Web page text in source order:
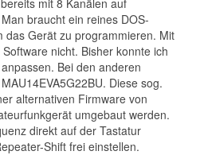
braucht ein reines DOS-
das Gerät zu programmieren. Mit
nicht. Bisher konnte ich
Bei den anderen
Diese sog.
alternativen Firmware von
umgebaut werden.
direkt auf der Tastatur
Shift frei einstellen.